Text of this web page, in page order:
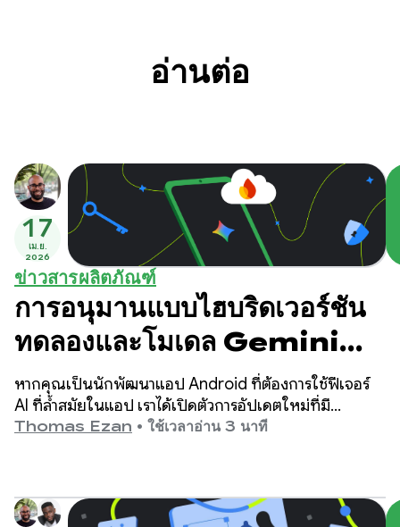
อ่านต่อ
17
เม.ย.
2026
ข่าวสารผลิตภัณฑ์
การอนุมานแบบไฮบริดเวอร์ชัน
ทดลองและโมเดล Gemini
ใหม่สำหรับ Android
หากคุณเป็นนักพัฒนาแอป Android ที่ต้องการใช้ฟีเจอร์
AI ที่ล้ำสมัยในแอป เราได้เปิดตัวการอัปเดตใหม่ที่มี
ประสิทธิภาพเมื่อเร็วๆ นี้
Thomas Ezan • ใช้เวลาอ่าน 3 นาที